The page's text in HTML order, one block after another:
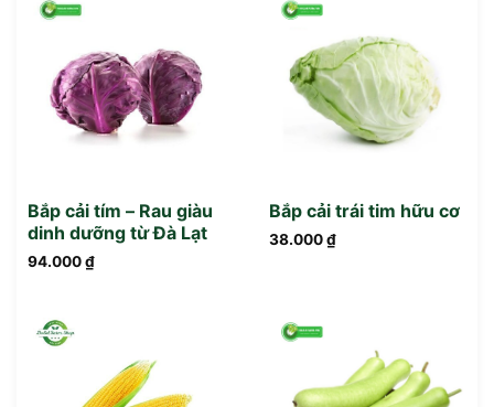
Bắp cải tím – Rau giàu
dinh dưỡng từ Đà Lạt
94.000₫
Bắp cải trái tim hữu cơ
38.000₫